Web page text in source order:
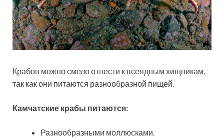
Крабов можно смело отнести к всеядным хищникам,
так как они питаются разнообразной пищей.
Камчатские крабы питаются:
Разнообразными моллюсками.